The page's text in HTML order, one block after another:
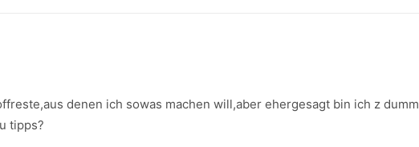
denen ich sowas machen will,aber ehergesagt bin ich z dumm
tipps?